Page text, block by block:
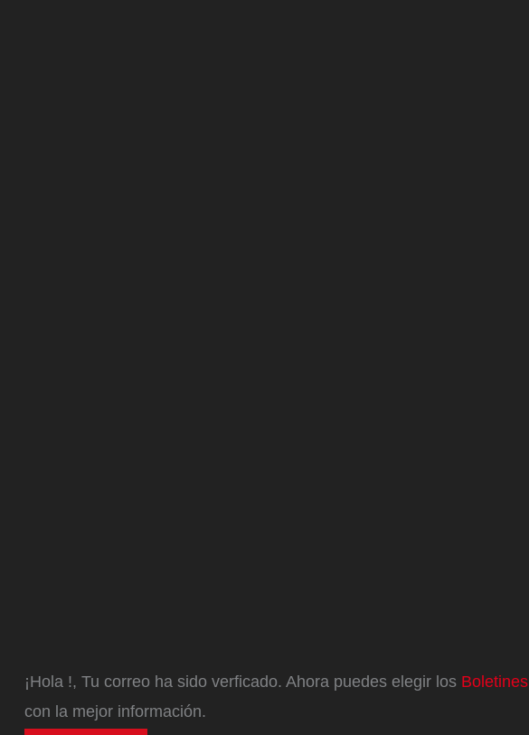
¡Hola !, Tu correo ha sido verficado. Ahora puedes elegir los Boletines
con la mejor información.